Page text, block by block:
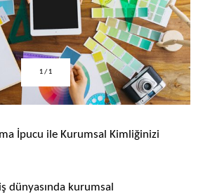
1/1
İpucu ile Kurumsal Kimliğinizi
dünyasında kurumsal